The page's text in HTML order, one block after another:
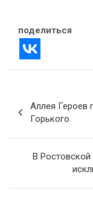
поделиться
по
записям
Аллея Героев
Горького
В Ростовской